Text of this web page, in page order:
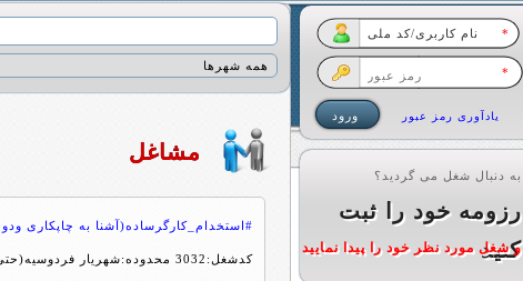
مشاغل
#استخدام_کارگرساده(آشنا به چاپکاری
کدشغل:3032 محدوده:شهریار فردوسیه(حتی علاقمند به یادگیری)
*
*
یادآوری رمز عبور
به دنبال شغل می گردید؟
رزومه خود را ثبت
کنید
و شغل مورد نظر خود را پیدا نمایید